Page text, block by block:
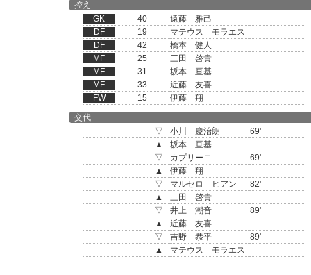
控え
GK
40
遠藤 雅己
DF
19
マテウス モラエス
DF
42
橋本 健人
MF
25
三田 啓貴
MF
31
坂本 亘基
MF
33
近藤 友喜
FW
15
伊藤 翔
交代
▽
小川 慶治朗
69'
▲
坂本 亘基
▽
カプリーニ
69'
▲
伊藤 翔
▽
マルセロ ヒアン
82'
▲
三田 啓貴
▽
井上 潮音
89'
▲
近藤 友喜
▽
吉野 恭平
89'
▲
マテウス モラエス